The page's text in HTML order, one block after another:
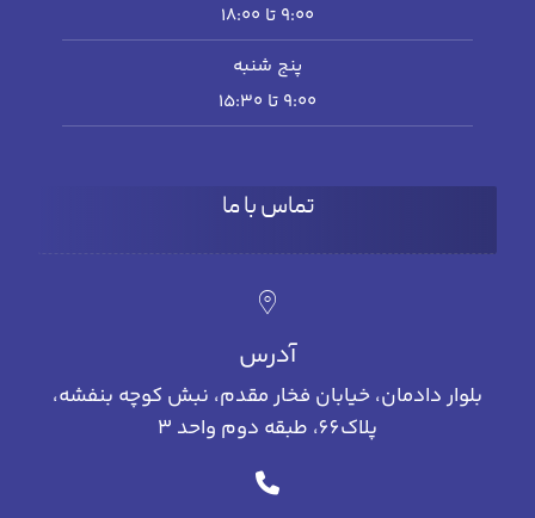
۹:۰۰ تا 18:۰۰
پنج شنبه
۹:۰۰ تا ۱۵:۳۰
تماس با ما
آدرس
بلوار دادمان، خیابان فخار مقدم، نبش کوچه بنفشه،
پلاک66، طبقه دوم واحد 3